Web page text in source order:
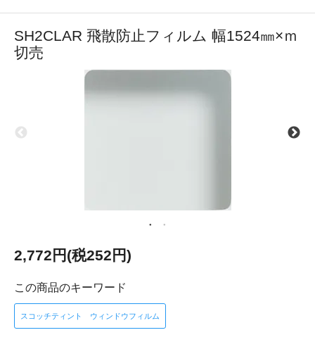
SH2CLAR 飛散防止フィルム 幅1524㎜×ｍ
切売
2,772円(税252円)
この商品のキーワード
スコッチティント ウィンドウフィルム